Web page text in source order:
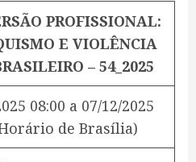
PROFISSIONAL:
E VIOLÊNCIA
– 54_2025
08:00 a 07/12/2025
de Brasília)